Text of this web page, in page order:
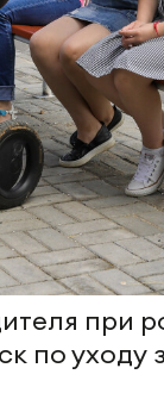
при
по уходу